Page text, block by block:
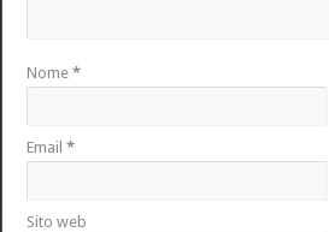
Nome*
Email*
Sito web